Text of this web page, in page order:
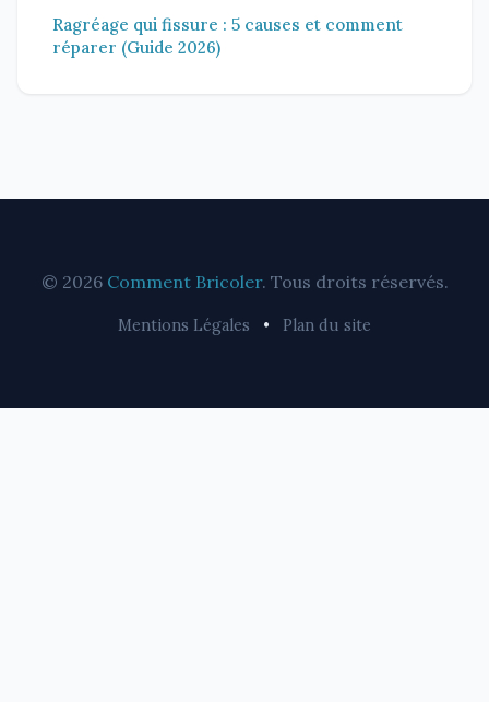
Ragréage qui fissure : 5 causes et comment
réparer (Guide 2026)
© 2026 Comment Bricoler. Tous droits réservés.
Mentions Légales • Plan du site